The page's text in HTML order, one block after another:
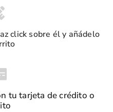
click sobre él y añádelo
tu tarjeta de crédito o